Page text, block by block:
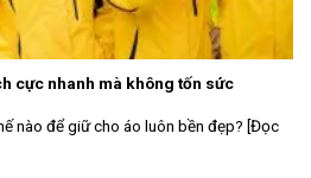
cực nhanh mà không tốn sức
nào để giữ cho áo luôn bền đẹp? [Đọc